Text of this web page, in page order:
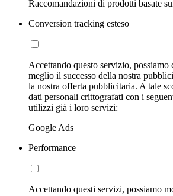
Raccomandazioni di prodotti basate
Conversion tracking esteso
Accettando questo servizio, possiamo
meglio il successo della nostra
la nostra offerta pubblicitaria. A tale
dati personali crittografati con i
utilizzi già i loro servizi:
Google Ads
Performance
Accettando questi servizi, possiamo